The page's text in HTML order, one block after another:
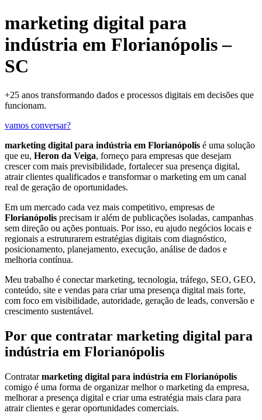
marketing digital para
indústria em Florianópolis –
SC
+25 anos transformando dados e processos digitais em decisões que
funcionam.
vamos conversar?
marketing digital para indústria em Florianópolis é uma solução
que eu, Heron da Veiga, forneço para empresas que desejam
crescer com mais previsibilidade, fortalecer sua presença digital,
atrair clientes qualificados e transformar o marketing em um canal
real de geração de oportunidades.
Em um mercado cada vez mais competitivo, empresas de
Florianópolis precisam ir além de publicações isoladas, campanhas
sem direção ou ações pontuais. Por isso, eu ajudo negócios locais e
regionais a estruturarem estratégias digitais com diagnóstico,
posicionamento, planejamento, execução, análise de dados e
melhoria contínua.
Meu trabalho é conectar marketing, tecnologia, tráfego, SEO, GEO,
conteúdo, site e vendas para criar uma presença digital mais forte,
com foco em visibilidade, autoridade, geração de leads, conversão e
crescimento sustentável.
Por que contratar marketing digital para
indústria em Florianópolis
Contratarmarketing digital para indústria em Florianópolis
comigo é uma forma de organizar melhor o marketing da empresa,
melhorar a presença digital e criar uma estratégia mais clara para
atrair clientes e gerar oportunidades comerciais.